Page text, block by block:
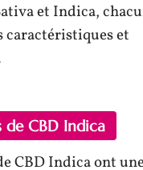
et Indica,
caractéristiques et
de CBD Indica
CBD Indica ont